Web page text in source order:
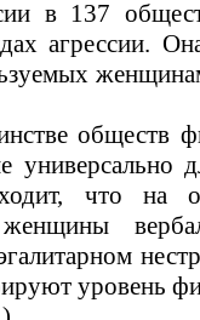
в 137
агрессии.
обществ
что на
женщины
уровень